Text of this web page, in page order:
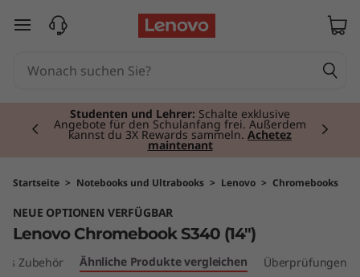
o
C
h
zum Hauptinhalt springen
Studenten und Lehrer: Schalte exklusive
Angebote für den Schulanfang frei. Außerdem
kannst du 3X Rewards sammeln. Achetez
maintenant
Currently displaying item 2 of 3
Startseite > Notebooks und Ultrabooks > Lenovo > Chromebooks
NEUE OPTIONEN VERFÜGBAR
Lenovo Chromebook S340 (14")
Zubehör Ähnliche Produkte vergleichen Überprüfungen